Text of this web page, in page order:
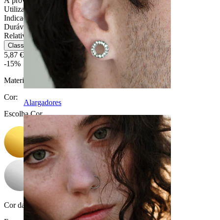
Alargadores
Utilização diária
Indicada para a maioria dos tipos de pele
Durável
Relativamente fácil
Classificação
5,87 € 6,90 €
-15%
Material:
Aço cirúrgico
Cor:
Escolha Cor
Cor da pedra:
Transparente